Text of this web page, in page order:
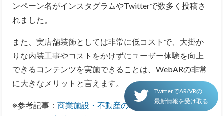
ンペーン名がインスタグラムやTwitterで数多く投稿さ
れました。
また、実店舗装飾としては非常に低コストで、 大掛か
りな内装工事やコストをかけずにユーザー体験を向上
できるコンテンツを実施できることは、WebARの非常
に大きなメリットと言えます。
※参考記事： 商業施設・不動産のAR事例6選｜活用メリ
TwitterでAR/VRの
最新情報を受け取る